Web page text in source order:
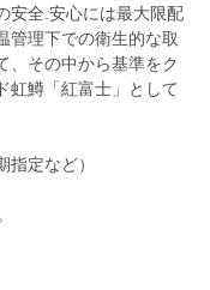
安全.安心には最大限配
管理下での衛生的な取
、その中から基準をク
虹鱒「紅富士」として
定など）